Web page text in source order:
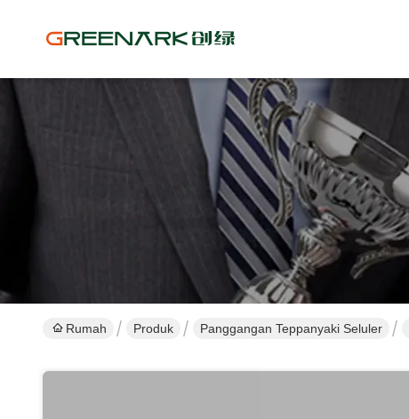
Rumah Produk Panggangan Teppanyaki Seluler